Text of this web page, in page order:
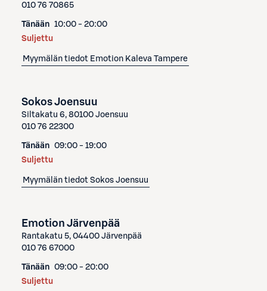
010 76 70865
Tänään 10:00 - 20:00
Suljettu
Myymälän tiedot Emotion Kaleva Tampere
Sokos Joensuu
Siltakatu 6, 80100 Joensuu
010 76 22300
Tänään 09:00 - 19:00
Suljettu
Myymälän tiedot Sokos Joensuu
Emotion Järvenpää
Rantakatu 5, 04400 Järvenpää
010 76 67000
Tänään 09:00 - 20:00
Suljettu